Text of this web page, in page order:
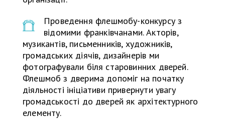
Проведення флешмобу-конкурсу з
відомими франківчанами. Акторів,
музикантів, письменників, художників,
громадських діячів, дизайнерів ми
фотографували біля старовинних дверей.
Флешмоб з дверима допоміг на початку
діяльності ініціативи привернути увагу
громадськості до дверей як архітектурного
елементу.